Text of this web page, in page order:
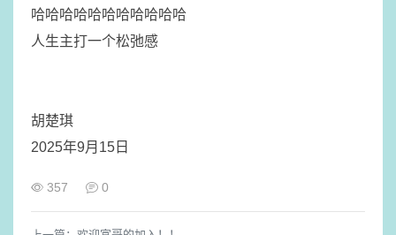
​哈哈哈哈哈哈哈哈哈哈哈
​人生主打一个松弛感
胡楚琪
2025年9月15日
357 0